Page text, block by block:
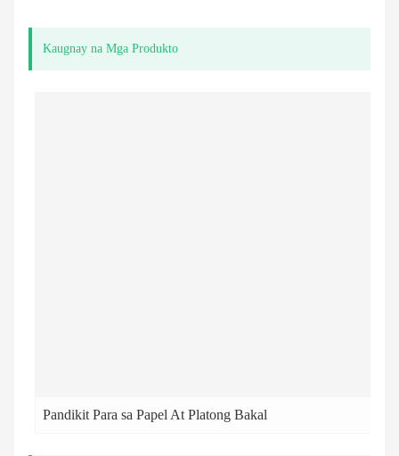
Kaugnay na Mga Produkto
Pandikit Para sa Papel At Platong Bakal